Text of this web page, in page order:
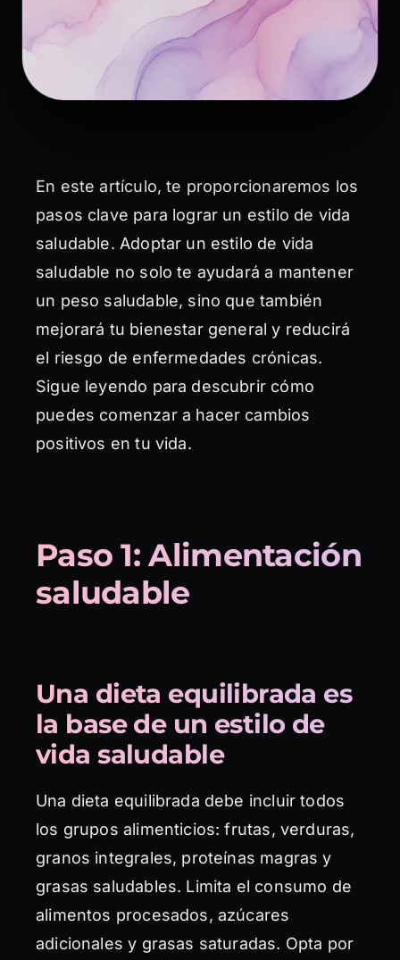
En este artículo, te proporcionaremos los
pasos clave para lograr un estilo de vida
saludable. Adoptar un estilo de vida
saludable no solo te ayudará a mantener
un peso saludable, sino que también
mejorará tu bienestar general y reducirá
el riesgo de enfermedades crónicas.
Sigue leyendo para descubrir cómo
puedes comenzar a hacer cambios
positivos en tu vida.
Paso 1: Alimentación
saludable
Una dieta equilibrada es
la base de un estilo de
vida saludable
Una dieta equilibrada debe incluir todos
los grupos alimenticios: frutas, verduras,
granos integrales, proteínas magras y
grasas saludables. Limita el consumo de
alimentos procesados, azúcares
adicionales y grasas saturadas. Opta por